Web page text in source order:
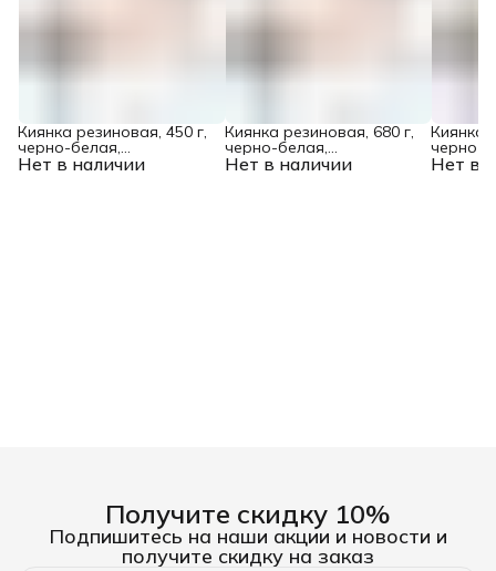
Нет в наличии
Киянка резиновая, 450 г,
черно-белая,
фибергласовая рукоятка Нет в наличии
Киянка резиновая, 680 г,
черно-белая,
фибергласовая рукоятка Нет в
Киянка
черно-
Получите скидку 10%
Подпишитесь на наши акции и новости и
получите скидку на заказ